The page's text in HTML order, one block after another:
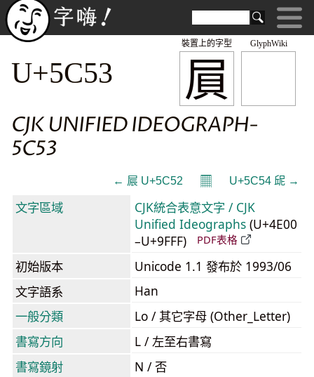
GlyphWiki
屓
裝置上的字型
U+5C53
CJK UNIFIED IDEOGRAPH-
5C53
← 屒 U+5C52 𝄜 U+5C54 屔 →
文字區域
CJK統合表意文字 / CJK
Unified Ideographs (U+4E00
–U+9FFF)
PDF表格
初始版本
Unicode 1.1 發布於 1993/06
文字語系
Han
一般分類
Lo / 其它字母 (Other_Letter)
書寫方向
L / 左至右書寫
書寫鏡射
N / 否